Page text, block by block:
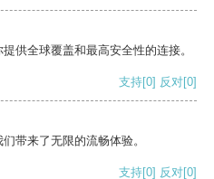
供全球覆盖和最高安全性的连接。
支持[0] 反对[0]
带来了无限的流畅体验。
支持[0] 反对[0]